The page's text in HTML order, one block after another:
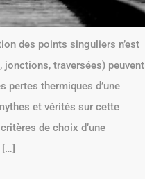
des points singuliers n’est
jonctions, traversées) peuvent
pertes thermiques d’une
et vérités sur cette
de choix d’une
[…]